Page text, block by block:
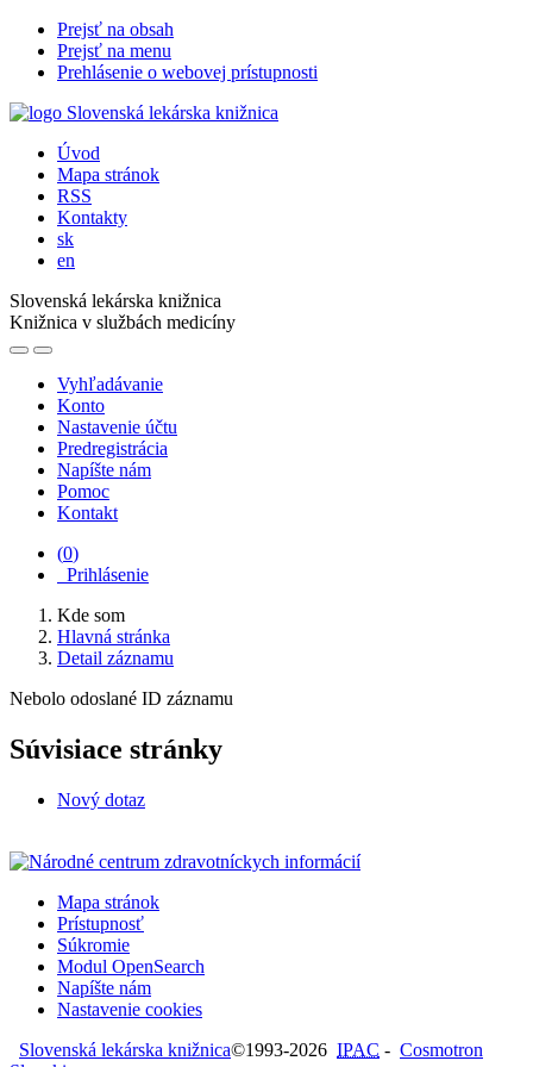
Prejsť na obsah
Prejsť na menu
Prehlásenie o webovej prístupnosti
Úvod
Mapa stránok
RSS
Kontakty
sk
en
Slovenská lekárska knižnica
Knižnica v službách medicíny
Vyhľadávanie
Konto
Nastavenie účtu
Predregistrácia
Napíšte nám
Pomoc
Kontakt
(0)
Prihlásenie
Kde som
Hlavná stránka
Detail záznamu
Nebolo odoslané ID záznamu
Súvisiace stránky
Nový dotaz
Mapa stránok
Prístupnosť
Súkromie
Modul OpenSearch
Napíšte nám
Nastavenie cookies
Slovenská lekárska knižnica©1993-2026 IPAC - Cosmotron